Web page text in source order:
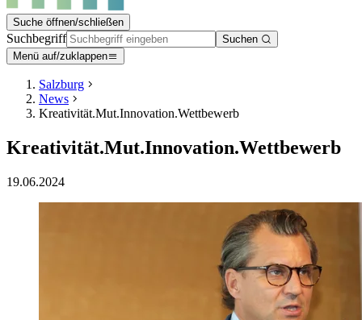
Suche öffnen/schließen
Suchbegriff
Suchen
Menü auf/zuklappen
Salzburg
News
Kreativität.Mut.Innovation.Wettbewerb
Kreativität.Mut.Innovation.Wettbewerb
19.06.2024